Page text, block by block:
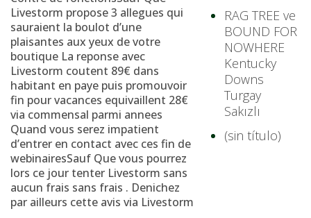
Livestorm propose 3 allegues qui
sauraient la boulot d’une
plaisantes aux yeux de votre
boutique La reponse avec
Livestorm coutent 89€ dans
habitant en paye puis promouvoir
fin pour vacances equivaillent 28€
via commensal parmi annees
Quand vous serez impatient
d’entrer en contact avec ces fin de
webinairesSauf Que vous pourrez
lors ce jour tenter Livestorm sans
aucun frais sans frais . Denichez
par ailleurs cette avis via Livestorm
RAG TREE ve
BOUND FOR
NOWHERE
Kentucky
Downs
Turgay
Sakızlı
(sin título)